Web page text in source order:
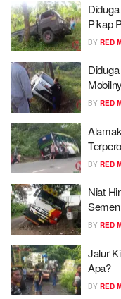
Pikap
BY RED
BY RED
BY RED
Niat
BY RED
Jalur
Apa?
BY RED